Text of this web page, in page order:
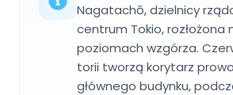
Nagatachō, dzielnicy
centrum Tokio, rozłożona
poziomach wzgórza.
torii tworzą korytarz
głównego budynku,